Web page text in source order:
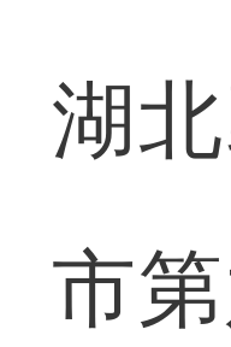
湖
市